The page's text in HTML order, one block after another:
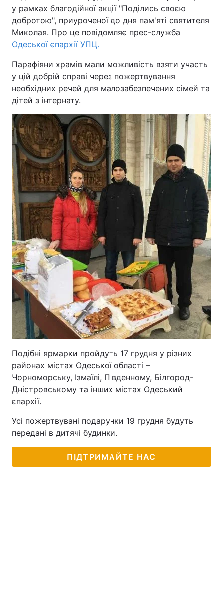
у рамках благодійної акції "Поділись своєю
добротою", приуроченої до дня пам'яті святителя
Миколая. Про це повідомляє прес-служба
Одеської єпархії УПЦ.
Парафіяни храмів мали можливість взяти участь
у цій добрій справі через пожертвування
необхідних речей для малозабезпечених сімей та
дітей з інтернату.
Подібні ярмарки пройдуть 17 грудня у різних
районах містах Одеської області –
Чорноморську, Ізмаїлі, Південному, Білгород-
Дністровському та інших містах Одеський
єпархії.
Усі пожертвувані подарунки 19 грудня будуть
передані в дитячі будинки.
ПІДТРИМАЙТЕ НАС